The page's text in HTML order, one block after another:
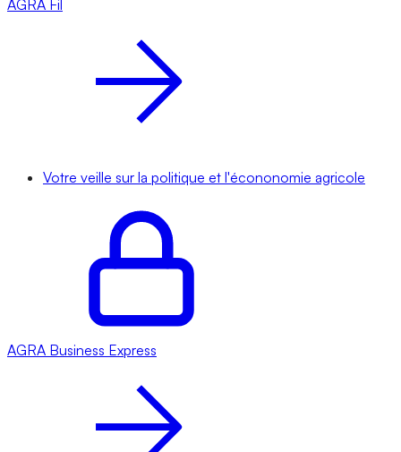
AGRA Fil
Votre veille sur la politique et l'écononomie agricole
AGRA Business Express